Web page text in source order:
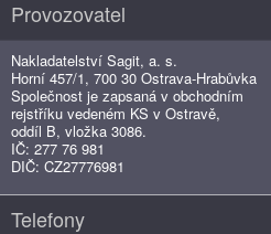
Provozovatel
Nakladatelství Sagit, a. s.
Horní 457/1, 700 30 Ostrava-Hrabůvka
Společnost je zapsaná v obchodním
rejstříku vedeném KS v Ostravě,
oddíl B, vložka 3086.
IČ: 277 76 981
DIČ: CZ27776981
Telefony